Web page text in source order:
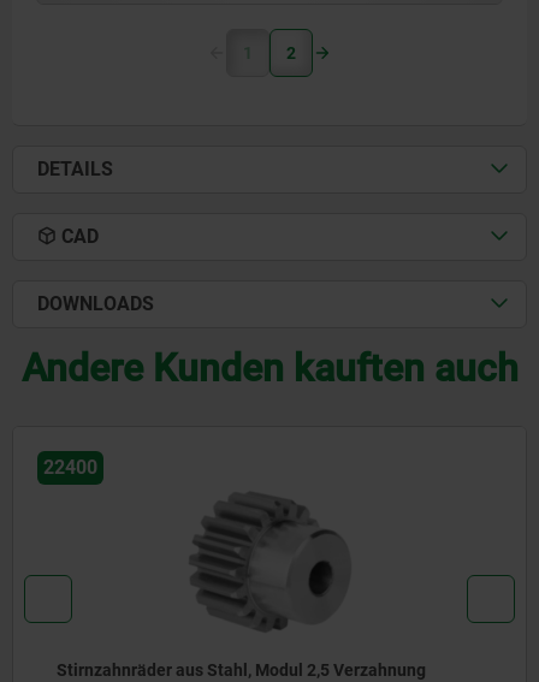
1 2
DETAILS
CAD
DOWNLOADS
Andere Kunden kauften auch
22401
Stirnzahnräder aus Stahl, Modul 5 Verzahnung